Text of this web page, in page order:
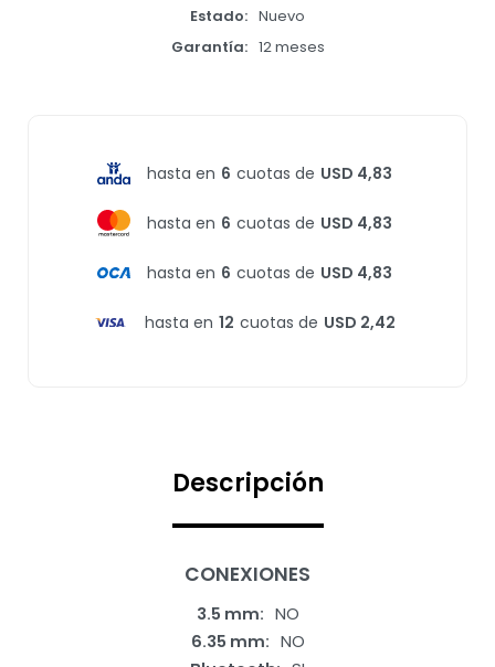
Estado
Nuevo
Garantía
12 meses
hasta en 6 cuotas de USD 4,83
hasta en 6 cuotas de USD 4,83
hasta en 6 cuotas de USD 4,83
hasta en 12 cuotas de USD 2,42
Descripción
CONEXIONES
3.5 mm
NO
6.35 mm
NO